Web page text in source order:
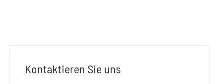
Kontaktieren Sie uns